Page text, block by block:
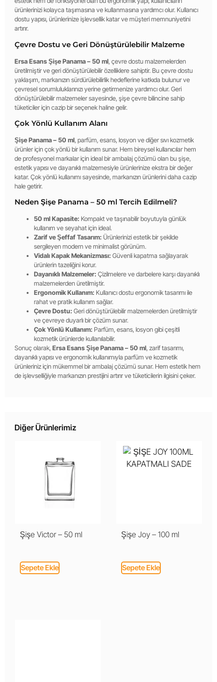
ürünlerinizi kolayca taşımasına ve kullanmasına yardımcı olur. Kullanıcı
dostu yapısı, ürünlerinize işlevsellik katar ve müşteri memnuniyetini
artırır.
Çevre Dostu ve Geri Dönüştürülebilir Malzeme
Ersa Esans Şişe Panama – 50 ml, çevre dostu malzemelerden
üretilmiştir ve geri dönüştürülebilir özelliklere sahiptir. Bu çevre dostu
yaklaşım, markanızın sürdürülebilirlik hedeflerine katkıda bulunur ve
çevresel sorumluluklarınızı yerine getirmenize yardımcı olur. Geri
dönüştürülebilir malzemeler sayesinde, şişe çevre bilincine sahip
tüketiciler için cazip bir seçenek haline gelir.
Çok Yönlü Kullanım Alanı
Şişe Panama – 50 ml, parfüm, esans, losyon ve diğer sıvı kozmetik
ürünler için çok yönlü bir kullanım sunar. Hem bireysel kullanıcılar hem
de profesyonel markalar için ideal bir ambalaj çözümü olan bu şişe,
estetik yapısı ve dayanıklı malzemesiyle ürünlerinize ekstra bir değer
katar. Çok yönlü kullanımı sayesinde, markanızın ürünlerini daha cazip
hale getirir.
Neden Şişe Panama – 50 ml Tercih Edilmeli?
50 ml Kapasite: Kompakt ve taşınabilir boyutuyla günlük
kullanım ve seyahat için ideal.
Zarif ve Şeffaf Tasarım: Ürünlerinizi estetik bir şekilde
sergileyen modern ve minimalist görünüm.
Vidalı Kapak Mekanizması: Güvenli kapatma sağlayarak
ürünlerin tazeliğini korur.
Dayanıklı Malzemeler: Çizilmelere ve darbelere karşı dayanıklı
malzemelerden üretilmiştir.
Ergonomik Kullanım: Kullanıcı dostu ergonomik tasarımı ile
rahat ve pratik kullanım sağlar.
Çevre Dostu: Geri dönüştürülebilir malzemelerden üretilmiştir
ve çevreye duyarlı bir çözüm sunar.
Çok Yönlü Kullanım: Parfüm, esans, losyon gibi çeşitli
kozmetik ürünlerde kullanılabilir.
Sonuç olarak, Ersa Esans Şişe Panama – 50 ml, zarif tasarımı,
dayanıklı yapısı ve ergonomik kullanımıyla parfüm ve kozmetik
ürünleriniz için mükemmel bir ambalaj çözümü sunar. Hem estetik hem
de işlevselliğiyle markanızın prestijini artırır ve tüketicilerin ilgisini çeker.
Diğer Ürünlerimiz
Şişe Victor – 50 ml
Sepete Ekle
Şişe Joy – 100 ml
Sepete Ekle